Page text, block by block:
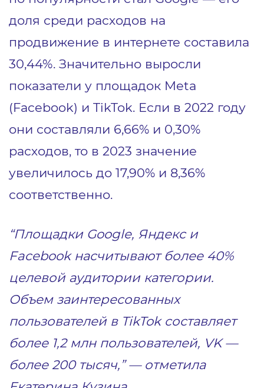
доля среди расходов на
продвижение в интернете составила
30,44%. Значительно выросли
показатели у площадок Meta
(Facebook) и TikTok. Если в 2022 году
они составляли 6,66% и 0,30%
расходов, то в 2023 значение
увеличилось до 17,90% и 8,36%
соответственно.
“Площадки Google, Яндекс и
Facebook насчитывают более 40%
целевой аудитории категории.
Объем заинтересованных
пользователей в TikTok составляет
более 1,2 млн пользователей, VK —
более 200 тысяч,” — отметила